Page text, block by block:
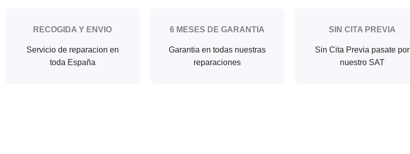
RECOGIDA Y ENVIO
Servicio de reparacion en
toda España
6 MESES DE GARANTIA
Garantia en todas nuestras
reparaciones
SIN CITA PREVIA
Sin Cita Previa pasate por
nuestro SAT